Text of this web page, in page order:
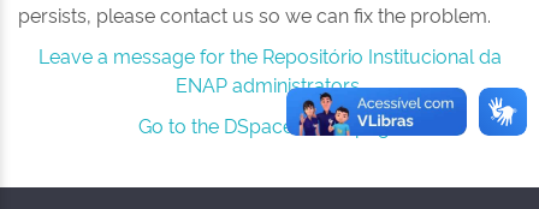
persists, please contact us so we can fix the problem.
Leave a message for the Repositório Institucional da
ENAP administrators.
Go to the DSpace home page